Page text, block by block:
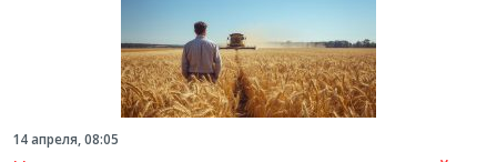
14 апреля, 08:05